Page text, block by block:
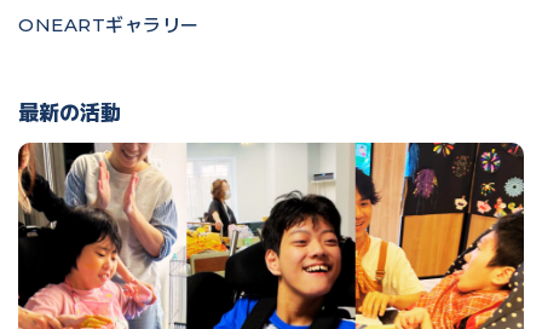
ONEARTギャラリー
最新の活動